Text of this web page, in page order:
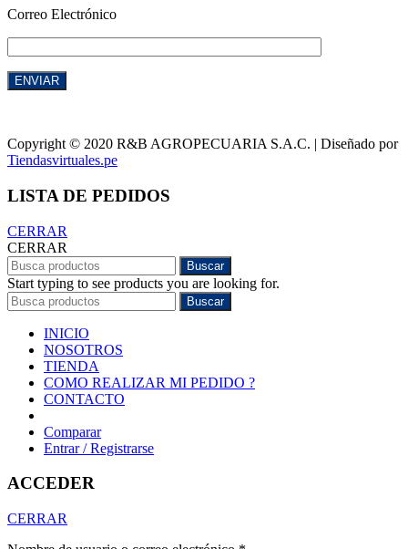
Correo Electrónico
Copyright © 2020 R&B AGROPECUARIA S.A.C. | Diseñado por
Tiendasvirtuales.pe
LISTA DE PEDIDOS
CERRAR
CERRAR
Buscar
Start typing to see products you are looking for.
Buscar
INICIO
NOSOTROS
TIENDA
COMO REALIZAR MI PEDIDO ?
CONTACTO
Comparar
Entrar / Registrarse
ACCEDER
CERRAR